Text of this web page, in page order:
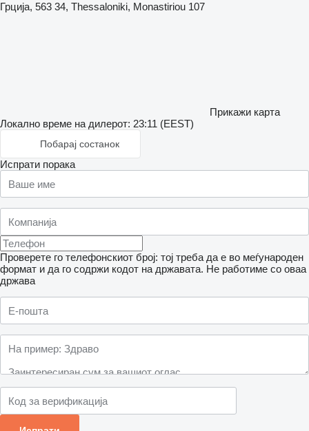
Грција, 563 34, Thessaloniki, Monastiriou 107
Прикажи карта
Локално време на дилерот: 23:11 (EEST)
Побарај состанок
Испрати порака
Проверете го телефонскиот број: тој треба да е во меѓународен
формат и да го содржи кодот на државата. Не работиме со оваа
држава